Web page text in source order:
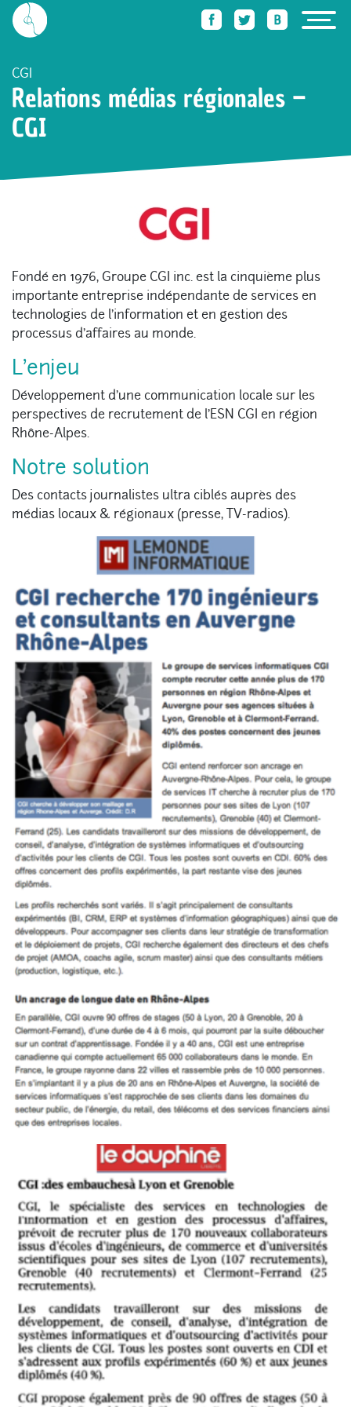
CGI
Relations médias régionales –
CGI
Fondé en 1976, Groupe CGI inc. est la cinquième plus
importante entreprise indépendante de services en
technologies de l’information et en gestion des
processus d’affaires au monde.
L’enjeu
Développement d’une communication locale sur les
perspectives de recrutement de l’ESN CGI en région
Rhône-Alpes.
Notre solution
Des contacts journalistes ultra ciblés auprès des
médias locaux & régionaux (presse, TV-radios).